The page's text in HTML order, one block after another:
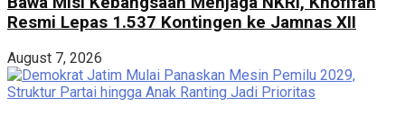
Resmi Lepas 1.537 Kontingen ke Jamnas XII
August 7, 2026